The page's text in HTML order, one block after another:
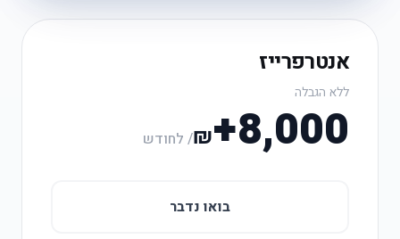
אנטרפרייז
ללא הגבלה
8,000+
₪/ לחודש
בואו נדבר